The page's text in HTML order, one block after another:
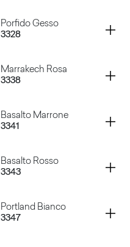
Porfido Gesso
3328
Container
Marrakech Rosa
3338
Container
Basalto Marrone
3341
Container
Basalto Rosso
3343
Container
Portland Bianco
3347
Container